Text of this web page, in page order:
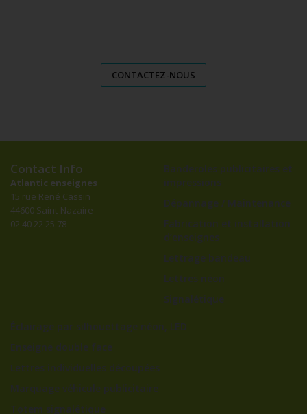
CONTACTEZ-NOUS
Contact Info
Atlantic enseignes
15 rue René Cassin
44600 Saint-Nazaire
02 40 22 25 78
Banderoles publicitaires et
impressions
Dépannage / Maintenance
Fabrication et installation
d’enseignes
Lettrage bandeau
Lettres néon
Signalétique
Éclairage par silhouettage néon, LED
Enseigne double face
Lettres individuelles découpées
Marquage véhicule publicitaire
Totem signalétique